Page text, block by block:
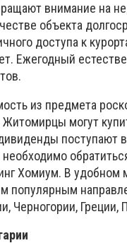
внимание на
объекта
доступа к
Ежегодный
из предмета
могут
поступают
Хомиум. В удобном
популярным
Черногории, Греции,